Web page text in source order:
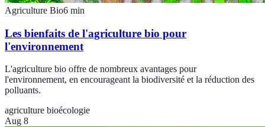
Agriculture Bio6 min
Les bienfaits de l'agriculture bio pour
l'environnement
L'agriculture bio offre de nombreux avantages pour
l'environnement, en encourageant la biodiversité et la réduction des
polluants.
agriculture bioécologie
Aug 8